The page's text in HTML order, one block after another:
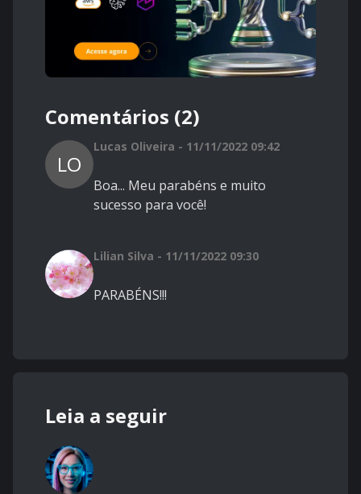
Comentários (2)
LO
Lucas Oliveira - 11/11/2022 09:42
Boa... Meu parabéns e muito
sucesso para você!
Lilian Silva - 11/11/2022 09:30
PARABÉNS!!!
Leia a seguir